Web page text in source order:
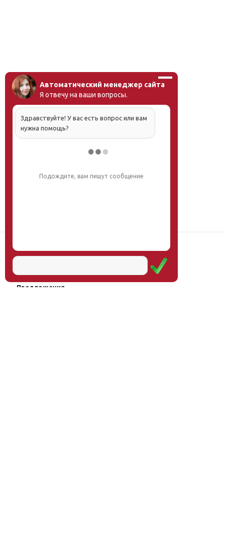
Научная школа
Услуги
Предложения
Автоматический менеджер сайта
Я отвечу на ваши вопросы.
Здравствуйте! У вас есть вопрос или вам
нужна помощь?
Напишите, что вас интересует, и мы вам